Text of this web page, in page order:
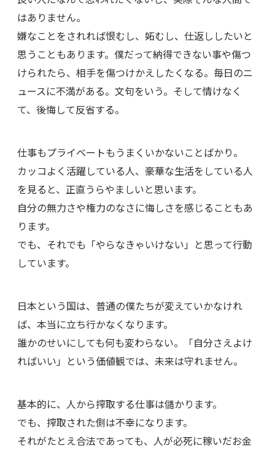
はありません。
嫌なことをされれば恨むし、妬むし、仕返ししたいと
思うこともあります。僕だって納得できない事や傷つ
けられたら、相手を傷つけかえしたくなる。毎日のニ
ュースに不満がある。文句をいう。そして情けなく
て、後悔して反省する。
仕事もプライベートもうまくいかないことばかり。
カッコよく活躍している人、豪華な生活をしている人
を見ると、正直うらやましいと思います。
自分の無力さや権力のなさに悔しさを感じることもあ
ります。
でも、それでも「やらなきゃいけない」と思って行動
しています。
日本という国は、普通の僕たちが変えていかなけれ
ば、本当に立ち行かなくなります。
誰かのせいにしても何も変わらない。「自分さえよけ
ればいい」という価値観では、未来は守れません。
基本的に、人から搾取する仕事は儲かります。
でも、搾取された側は不幸になります。
それがたとえ合法であっても、人が必死に稼いだお金